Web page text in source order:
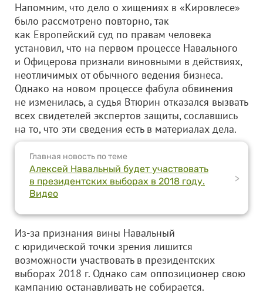
Напомним, что дело о хищениях в «Кировлесе»
было рассмотрено повторно, так
как Европейский суд по правам человека
установил, что на первом процессе Навального
и Офицерова признали виновными в действиях,
неотличимых от обычного ведения бизнеса.
Однако на новом процессе фабула обвинения
не изменилась, а судья Втюрин отказался вызвать
всех свидетелей экспертов защиты, сославшись
на то, что эти сведения есть в материалах дела.
Главная новость по теме
Алексей Навальный будет участвовать
в президентских выборах в 2018 году.
Видео
>
Из-за признания вины Навальный
с юридической точки зрения лишится
возможности участвовать в президентских
выборах 2018 г. Однако сам оппозиционер свою
кампанию останавливать не собирается.